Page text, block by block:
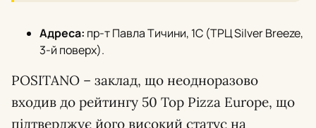
Адреса: пр-т Павла Тичини, 1C (ТРЦ Silver Breeze,
3-й поверх).
POSITANO – заклад, що неодноразово
входив до рейтингу 50 Top Pizza Europe, що
підтверджує його високий статус на